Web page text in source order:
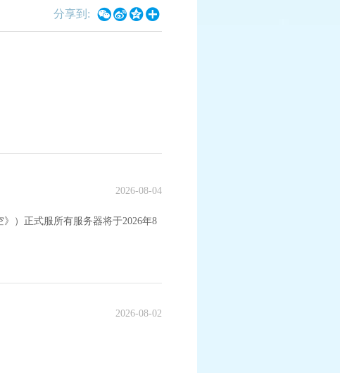
分享到:  
2026-08-04
）正式服所有服务器将于2026年8
2026-08-02